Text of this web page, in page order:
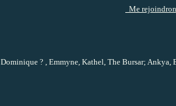
Me
Dominique ? , Emmyne, Kathel, The Bursar; Ankya,